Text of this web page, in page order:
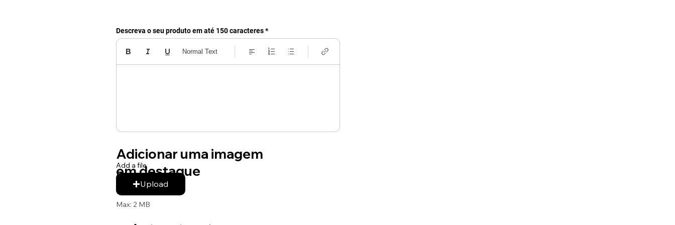
Descreva o seu produto em até 150 caracteres
Normal Text
Adicionar uma imagem
em destaque
Add a file
Upload
Max: 2 MB